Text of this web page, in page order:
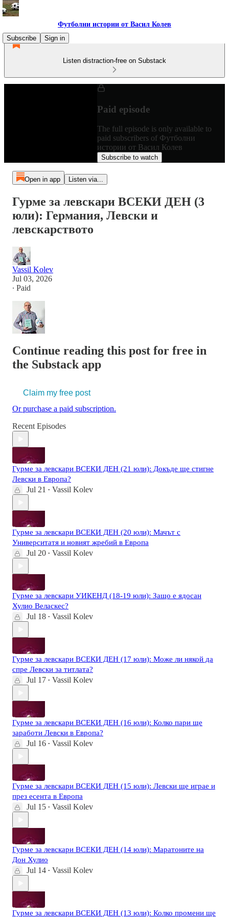
Футболни истории от Васил Колев
Subscribe
Sign in
Listen distraction-free on Substack
Paid episode
The full episode is only available to
paid subscribers of Футболни
истории от Васил Колев
Subscribe to watch
Open in app Listen via...
Гурме за левскари ВСЕКИ ДЕН (3
юли): Германия, Левски и
левскарството
Vassil Kolev
Jul 03, 2026
∙ Paid
Continue reading this post for free in
the Substack app
Claim my free post
Or purchase a paid subscription.
Recent Episodes
Гурме за левскари ВСЕКИ ДЕН (21 юли): Докъде ще стигне
Левски в Европа?
Jul 21 • Vassil Kolev
Гурме за левскари ВСЕКИ ДЕН (20 юли): Мачът с
Университатя и новият жребий в Европа
Jul 20 • Vassil Kolev
Гурме за левскари УИКЕНД (18-19 юли): Защо е ядосан
Хулио Веласкес?
Jul 18 • Vassil Kolev
Гурме за левскари ВСЕКИ ДЕН (17 юли): Може ли някой да
спре Левски за титлата?
Jul 17 • Vassil Kolev
Гурме за левскари ВСЕКИ ДЕН (16 юли): Колко пари ще
заработи Левски в Европа?
Jul 16 • Vassil Kolev
Гурме за левскари ВСЕКИ ДЕН (15 юли): Левски ще играе и
през есента в Европа
Jul 15 • Vassil Kolev
Гурме за левскари ВСЕКИ ДЕН (14 юли): Маратоните на
Дон Хулио
Jul 14 • Vassil Kolev
Гурме за левскари ВСЕКИ ДЕН (13 юли): Колко промени ще